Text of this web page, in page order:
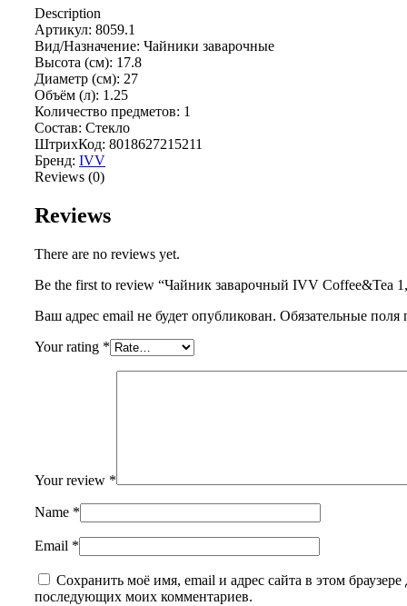
Description
Артикул: 8059.1
Вид/Назначение: Чайники заварочные
Высота (см): 17.8
Диаметр (см): 27
Объём (л): 1.25
Количество предметов: 1
Состав: Стекло
ШтрихКод: 8018627215211
Бренд: IVV
Reviews (0)
Reviews
There are no reviews yet.
Be the first to review “Чайник заварочный IVV Coffee&Tea
Ваш адрес email не будет опубликован. Обязательные
Your rating *
Your review *
Name *
Email *
Сохранить моё имя, email и адрес сайта в этом браузере
последующих моих комментариев.